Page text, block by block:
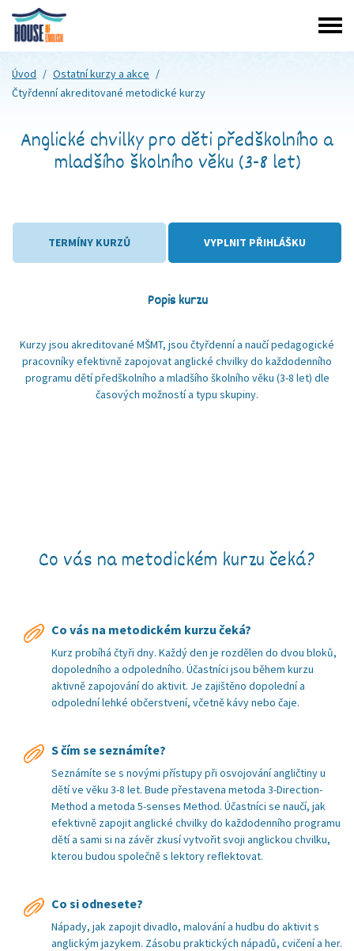
Úvod / Ostatní kurzy a akce /
Čtyřdenní akreditované metodické kurzy
Anglické chvilky pro děti předškolního a
mladšího školního věku (3-8 let)
TERMÍNY KURZŮ VYPLNIT PŘIHLÁŠKU
Popis kurzu
Kurzy jsou akreditované MŠMT, jsou čtyřdenní a naučí pedagogické
pracovníky efektivně zapojovat anglické chvilky do každodenního
programu dětí předškolního a mladšího školního věku (3-8 let) dle
časových možností a typu skupiny.
Co vás na metodickém kurzu čeká?
Co vás na metodickém kurzu čeká?
Kurz probíhá čtyři dny. Každý den je rozdělen do dvou bloků,
dopoledního a odpoledního. Účastníci jsou během kurzu
aktivně zapojování do aktivit. Je zajištěno dopolední a
odpolední lehké občerstvení, včetně kávy nebo čaje.
S čím se seznámíte?
Seznámíte se s novými přístupy při osvojování angličtiny u
dětí ve věku 3-8 let. Bude přestavena metoda 3-Direction-
Method a metoda 5-senses Method. Účastníci se naučí, jak
efektivně zapojit anglické chvilky do každodenního programu
dětí a sami si na závěr zkusí vytvořit svoji anglickou chvilku,
kterou budou společně s lektory reflektovat.
Co si odnesete?
Nápady, jak zapojit divadlo, malování a hudbu do aktivit s
anglickým jazykem. Zásobu praktických nápadů, cvičení a her.